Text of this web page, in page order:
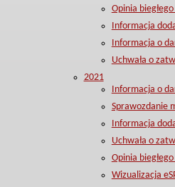
Opinia
Informacja
Informacja o
Uchwała o
2021
Informacja o
Sprawozdanie
Informacja
Uchwała o
Opinia
Wizualizacja